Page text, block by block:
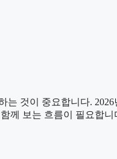
것이 중요합니다.
께 보는 흐름이 필요합